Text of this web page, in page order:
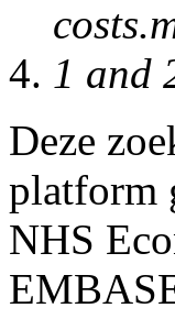
1 and
Deze
platform
NHS